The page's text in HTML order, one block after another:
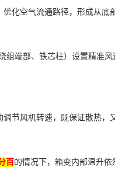
化空气流通路径，形成从底
组端部、铁芯柱）设置精准
节风机转速，既保证散热，
百的情况下，箱变内部温升依